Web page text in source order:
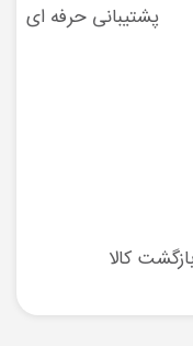
پشتیبانی حرفه ای